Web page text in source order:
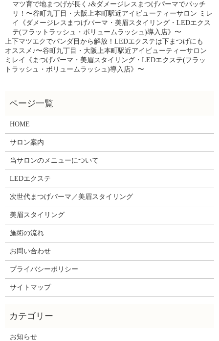
マツ育で地まつげが長く♪&ダメージレスまつげパーマでパッチ
リ！〜谷町九丁目・大阪上本町駅近アイビューティーサロン ミレ
イ《ダメージレスまつげパーマ・美眉スタイリング・LEDエクス
テ(フラットラッシュ・ボリュームラッシュ)導入店》〜
上下マツエクでパンダ目から解放！LEDエクステは下まつげにも
オススメ♪〜谷町九丁目・大阪上本町駅近アイビューティーサロン
ミレイ《まつげパーマ・美眉スタイリング・LEDエクステ(フラッ
トラッシュ・ボリュームラッシュ)導入店》〜
HOME
サロン案内
当サロンのメニューについて
LEDエクステ
次世代まつげパーマ／美眉スタイリング
美眉スタイリング
施術の流れ
お問い合わせ
プライバシーポリシー
サイトマップ
お知らせ